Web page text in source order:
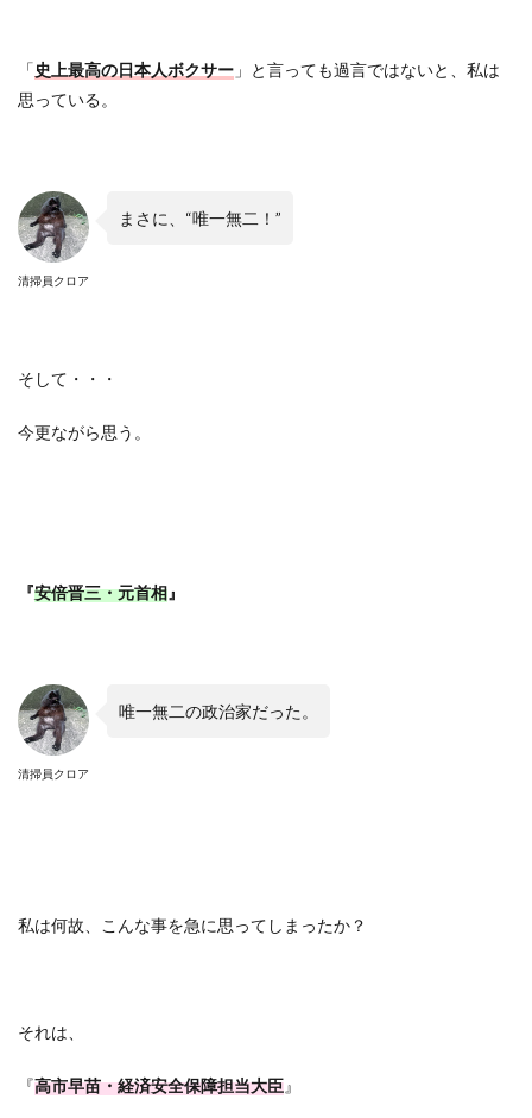
「史上最高の日本人ボクサー 」と言っても過言ではないと、私は
思っている。
清掃員クロア
まさに、 “唯一無二！ ”
そして・・・
今更ながら思う。
『安倍晋三・元首相』
清掃員クロア
唯一無二の政治家だった。
私は何故、こんな事を急に思ってしまったか？
それは、
『高市早苗・経済安全保障担当大臣』